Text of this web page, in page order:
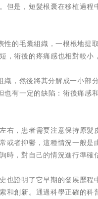
但是，短髮根囊在移植過程
的毛囊組織，一根根地提
，術後的疼痛感也相對較小
，然後將其分解成一小部
有一定的缺陷：術後痛感
右，患者需要注意保持原髮
或者抑鬱，這種情況一般是
時，對自己的情況進行準確
證明了它早期的發展歷程
和創新。通過科學正確的科